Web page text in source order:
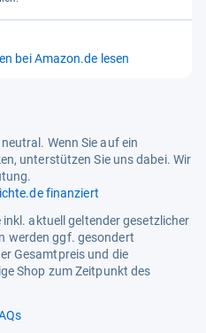
bei Amazon.de lesen
Wenn Sie auf ein
unterstützen Sie uns dabei. Wir
finanziert
aktuell geltender gesetzlicher
werden ggf. gesondert
Gesamtpreis und die
Shop zum Zeitpunkt des